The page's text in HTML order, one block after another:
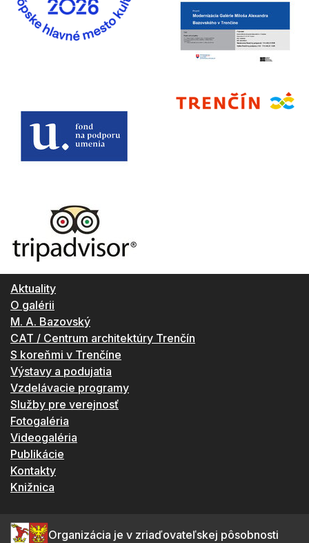
Aktuality
O galérii
M. A. Bazovský
CAT / Centrum architektúry Trenčín
S koreňmi v Trenčíne
Výstavy a podujatia
Vzdelávacie programy
Služby pre verejnosť
Fotogaléria
Videogaléria
Publikácie
Kontakty
Knižnica
Organizácia je v zriaďovateľskej pôsobnosti